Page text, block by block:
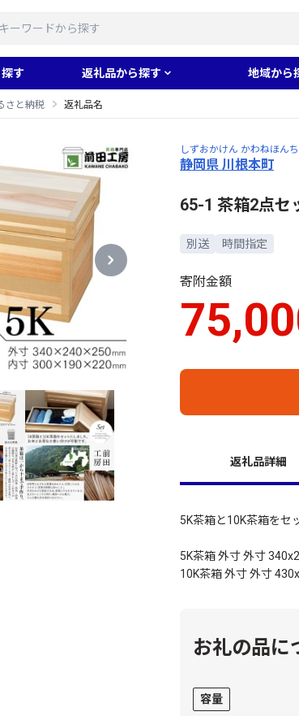
す 返礼品から探す 地域から
さと納税 返礼品名
しずおかけん かわねほん
静岡県 川根本町
65-1 茶箱2点セ
別送 時間指定
寄附金額
返礼品詳細
5K茶箱と10K茶箱をセ
5K茶箱 外寸 外寸
10K茶箱 外寸 外寸
お礼の品に
容量